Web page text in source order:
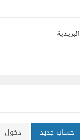
حساب جديد دخول